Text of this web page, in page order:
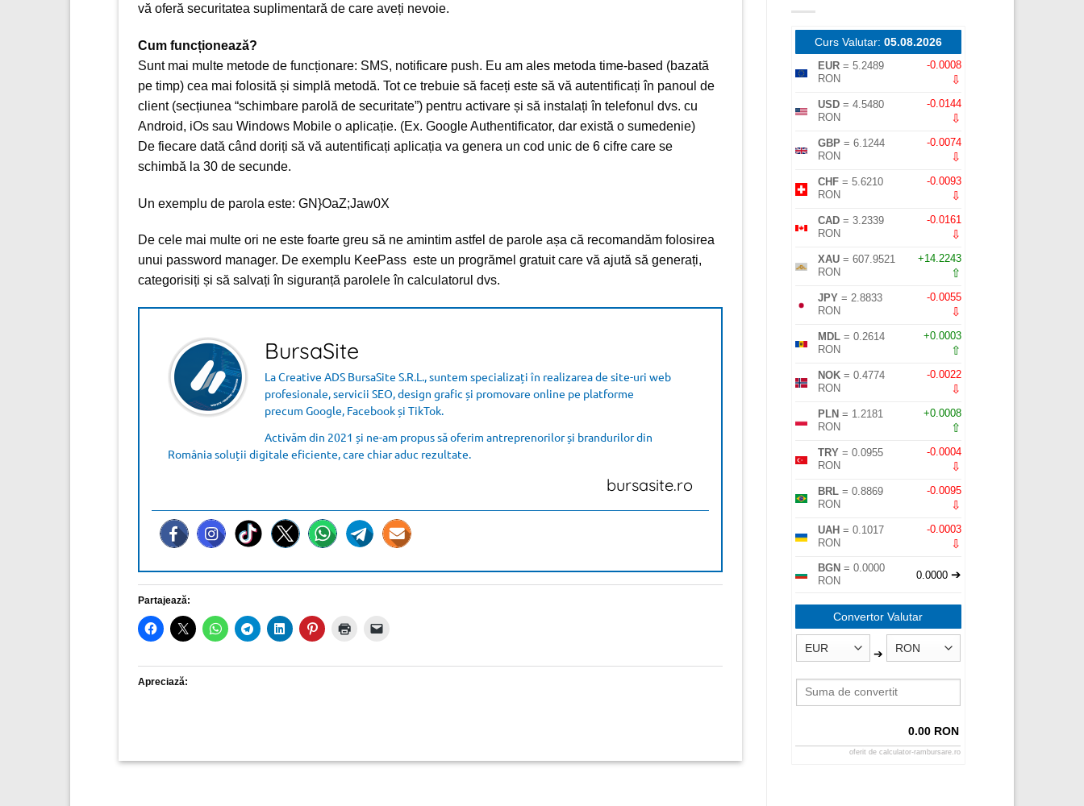
vă oferă securitatea suplimentară de care aveți nevoie.
Cum funcționează?
Sunt mai multe metode de funcționare: SMS, notificare push. Eu am ales metoda time-based (bazată
pe timp) cea mai folosită și simplă metodă. Tot ce trebuie să faceți este să vă autentificați în panoul de
client (secțiunea “schimbare parolă de securitate”) pentru activare și să instalați în telefonul dvs. cu
Android, iOs sau Windows Mobile o aplicație. (Ex. Google Authentificator, dar există o sumedenie)
De fiecare dată când doriți să vă autentificați aplicația va genera un cod unic de 6 cifre care se
schimbă la 30 de secunde.
Un exemplu de parola este: GN}OaZ;Jaw0X
De cele mai multe ori ne este foarte greu să ne amintim astfel de parole așa că recomandăm folosirea
unui password manager. De exemplu KeePass este un progrămel gratuit care vă ajută să generați,
categorisiți și să salvați în siguranță parolele în calculatorul dvs.
BursaSite
La Creative ADS BursaSite S.R.L., suntem specializați în realizarea de site-uri web
profesionale, servicii SEO, design grafic și promovare online pe platforme
precum Google, Facebook și TikTok.
Activăm din 2021 și ne-am propus să oferim antreprenorilor și brandurilor din
România soluții digitale eficiente, care chiar aduc rezultate.
bursasite.ro
Partajează:
Apreciază:
Curs Valutar: 05.08.2026
EUR= 5.2489
RON
-0.0008
⇩
USD= 4.5480
RON
-0.0144
⇩
GBP= 6.1244
RON
-0.0074
⇩
CHF= 5.6210
RON
-0.0093
⇩
CAD= 3.2339
RON
-0.0161
⇩
XAU= 607.9521
RON
+14.2243
⇧
JPY = 2.8833
RON
-0.0055
⇩
MDL= 0.2614
RON
+0.0003
⇧
NOK= 0.4774
RON
-0.0022
⇩
PLN = 1.2181
RON
+0.0008
⇧
TRY = 0.0955
RON
-0.0004
⇩
BRL= 0.8869
RON
-0.0095
⇩
UAH = 0.1017
RON
-0.0003
⇩
BGN = 0.0000
RON
0.0000 ➔
Convertor Valutar
➔
0.00 RON
oferit decalculator-rambursare.ro